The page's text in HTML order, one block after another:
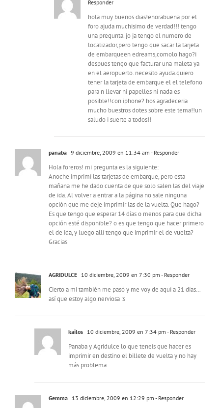
Responder
hola muy buenos dias!enorabuena por el
foro ajuda muchisimo de verdad!!! tengo
una pregunta. jo ja tengo el numero de
localizador,pero tengo que sacar la tarjeta
de embarqueen edreams,comolo hago?i
despues tengo que facturar una maleta ya
en el aeropuerto. necesito ayuda.quiero
tener la tarjeta de embarque el el telefono
para n llevar ni papelles ni nada es
posible!!con iphone? hos agradeceria
mucho buestros dotes sobre este tema!!un
saludo i suerte a todos!!
panaba 9 diciembre, 2009 en 11:34 am - Responder
Hola foreros! mi pregunta es la siguiente:
Anoche imprimí las tarjetas de embarque, pero esta
mañana me he dado cuenta de que solo salen las del viaje
de ida. Al volver a entrar a la página no sale ninguna
opción que me deje imprimir las de la vuelta. Que hago?
Es que tengo que esperar 14 días o menos para que dicha
opción esté disponible? o es que tengo que hacer primero
el de ida, y luego allí tengo que imprimir el de vuelta?
Gracias
AGRIDULCE 10 diciembre, 2009 en 7:30 pm - Responder
Cierto a mi también me pasó y me voy de aquí a 21 días…
así que estoy algo nerviosa :s
kailos 10 diciembre, 2009 en 7:34 pm - Responder
Panaba y Agridulce lo que teneis que hacer es
imprimir en destino el billete de vuelta y no hay
más problema.
Gemma 13 diciembre, 2009 en 12:29 pm - Responder